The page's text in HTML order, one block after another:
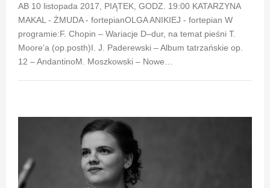
AB 10 listopada 2017, PIĄTEK, GODZ. 19:00 KATARZYNA
MAKAL - ŻMUDA - fortepianOLGA ANIKIEJ - fortepian W
programie:F. Chopin – Wariacje D–dur, na temat pieśni T.
Moore’a (op.posth)I. J. Paderewski – Album tatrzańskie op.
12 – AndantinoM. Moszkowski – Nowe…